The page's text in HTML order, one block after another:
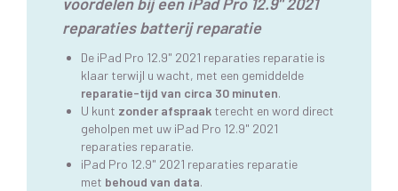
reparaties batterij reparatie
De iPad Pro 12.9" 2021 reparaties reparatie is
klaar terwijl u wacht, met een gemiddelde
reparatie-tijd van circa 30 minuten.
U kunt zonder afspraak terecht en word direct
geholpen met uw iPad Pro 12.9" 2021
reparaties reparatie.
iPad Pro 12.9" 2021 reparaties reparatie
met behoud van data.